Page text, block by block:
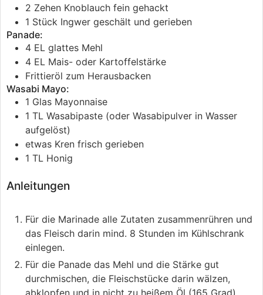
2 Zehen Knoblauch fein gehackt
1 Stück Ingwer geschält und gerieben
Panade:
4 EL glattes Mehl
4 EL Mais- oder Kartoffelstärke
Frittieröl zum Herausbacken
Wasabi Mayo:
1 Glas Mayonnaise
1 TL Wasabipaste (oder Wasabipulver in Wasser
aufgelöst)
etwas Kren frisch gerieben
1 TL Honig
Anleitungen
Für die Marinade alle Zutaten zusammenrühren und
das Fleisch darin mind. 8 Stunden im Kühlschrank
einlegen.
Für die Panade das Mehl und die Stärke gut
durchmischen, die Fleischstücke darin wälzen,